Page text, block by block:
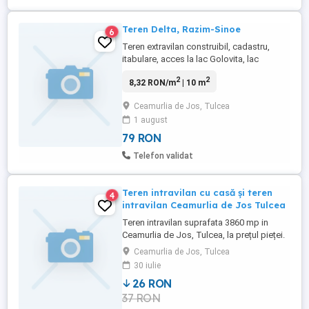
6 Teren Delta, Razim-Sinoe
Teren extravilan construibil, cadastru,
itabulare, acces la lac Golovita, lac
Sinoe; Doua drumuri de acces
Lunca, Ceamurlia, jud. Tulcea. 9.5ha
Google maps , poze goo.gl/SLuUmD ,
suprafata totala: 9,5, Front stradal: 480
8,32 RON/m2| 10 m2
Ceamurlia de Jos, Tulcea
1 august
79 RON
Telefon validat
4
Teren intravilan cu casă şi teren
intravilan Ceamurlia de Jos Tulcea
Teren intravilan suprafata 3860 mp in
Ceamurlia de Jos, Tulcea, la prețul pieței.
Şi un teren intravil cu casă renovabila in
suprafata de 5570 mp.
Ceamurlia de Jos, Tulcea
30 iulie
26 RON
37 RON